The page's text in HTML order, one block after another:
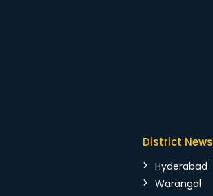
District News
Hyderabad
Warangal